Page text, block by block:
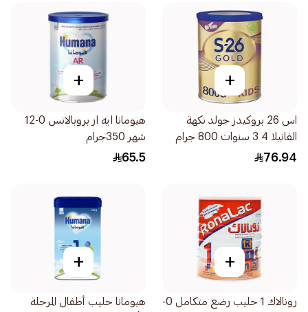
+
اس 26 بروكيدز جولد نكهة
الفانيلا 4 3 سنوات 800 جرام
76.94
+
هيومانا ايه ار بروبالانس 0-12
شهر 350جرام
65.5
+
رونالاك 1 حليب رضع متكامل 0-
+
هيومانا حليب أطفال المرحلة